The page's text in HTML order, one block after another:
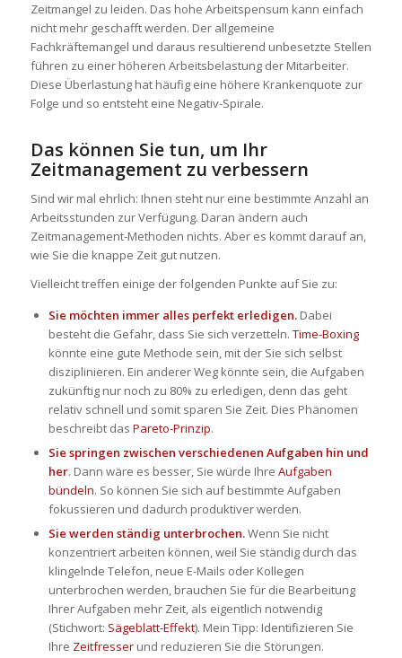
Zeitmangel zu leiden. Das hohe Arbeitspensum kann einfach
nicht mehr geschafft werden. Der allgemeine
Fachkräftemangel und daraus resultierend unbesetzte Stellen
führen zu einer höheren Arbeitsbelastung der Mitarbeiter.
Diese Überlastung hat häufig eine höhere Krankenquote zur
Folge und so entsteht eine Negativ-Spirale.
Das können Sie tun, um Ihr
Zeitmanagement zu verbessern
Sind wir mal ehrlich: Ihnen steht nur eine bestimmte Anzahl an
Arbeitsstunden zur Verfügung. Daran ändern auch
Zeitmanagement-Methoden nichts. Aber es kommt darauf an,
wie Sie die knappe Zeit gut nutzen.
Vielleicht treffen einige der folgenden Punkte auf Sie zu:
Sie möchten immer alles perfekt erledigen.Dabei
besteht die Gefahr, dass Sie sich verzetteln. Time-Boxing
könnte eine gute Methode sein, mit der Sie sich selbst
disziplinieren. Ein anderer Weg könnte sein, die Aufgaben
zukünftig nur noch zu 80% zu erledigen, denn das geht
relativ schnell und somit sparen Sie Zeit. Dies Phänomen
beschreibt das Pareto-Prinzip.
Sie springen zwischen verschiedenen Aufgaben hin und
her. Dann wäre es besser, Sie würde Ihre Aufgaben
bündeln. So können Sie sich auf bestimmte Aufgaben
fokussieren und dadurch produktiver werden.
Sie werden ständig unterbrochen.Wenn Sie nicht
konzentriert arbeiten können, weil Sie ständig durch das
klingelnde Telefon, neue E-Mails oder Kollegen
unterbrochen werden, brauchen Sie für die Bearbeitung
Ihrer Aufgaben mehr Zeit, als eigentlich notwendig
(Stichwort: Sägeblatt-Effekt). Mein Tipp: Identifizieren Sie
Ihre Zeitfresser und reduzieren Sie die Störungen.